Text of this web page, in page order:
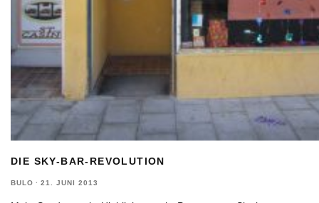
DIE SKY-BAR-REVOLUTION
BULO · 21. JUNI 2013